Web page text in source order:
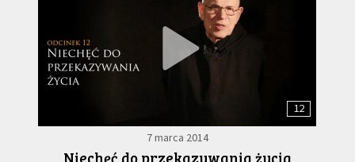
12
7 marca 2014
Niechęć do przekazywania życia